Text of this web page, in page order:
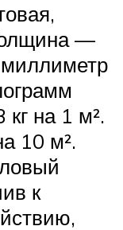
—
на 1 м².
10 м².
к